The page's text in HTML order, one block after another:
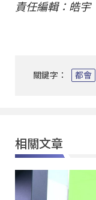
責任編輯：皓宇
關鍵字： 都會
相關文章